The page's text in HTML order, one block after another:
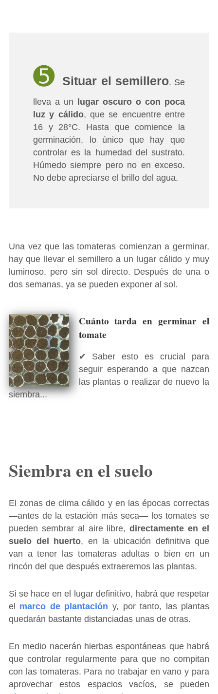
➎ Situar el semillero. Se
lleva a un lugar oscuro o con poca
luz y cálido, que se encuentre entre
16 y 28°C. Hasta que comience la
germinación, lo único que hay que
controlar es la humedad del sustrato.
Húmedo siempre pero no en exceso.
No debe apreciarse el brillo del agua.
Una vez que las tomateras comienzan a germinar,
hay que llevar el semillero a un lugar cálido y muy
luminoso, pero sin sol directo. Después de una o
dos semanas, ya se pueden exponer al sol.
Cuánto tarda en germinar el
tomate
✔ Saber esto es crucial para
seguir esperando a que nazcan
las plantas o realizar de nuevo la
siembra...
Siembra en el suelo
El zonas de clima cálido y en las épocas correctas
―antes de la estación más seca― los tomates se
pueden sembrar al aire libre,directamente en el
suelo del huerto, en la ubicación definitiva que
van a tener las tomateras adultas o bien en un
rincón del que después extraeremos las plantas.
Si se hace en el lugar definitivo, habrá que respetar
el marco de plantación y, por tanto, las plantas
quedarán bastante distanciadas unas de otras.
En medio nacerán hierbas espontáneas que habrá
que controlar regularmente para que no compitan
con las tomateras. Para no trabajar en vano y para
aprovechar estos espacios vacíos, se pueden